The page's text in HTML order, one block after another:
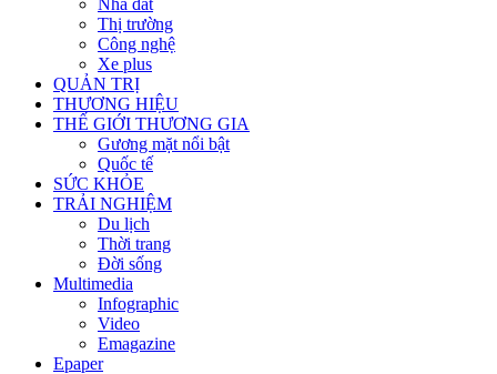
Nhà đất
Thị trường
Công nghệ
Xe plus
QUẢN TRỊ
THƯƠNG HIỆU
THẾ GIỚI THƯƠNG GIA
Gương mặt nổi bật
Quốc tế
SỨC KHỎE
TRẢI NGHIỆM
Du lịch
Thời trang
Đời sống
Multimedia
Infographic
Video
Emagazine
Epaper